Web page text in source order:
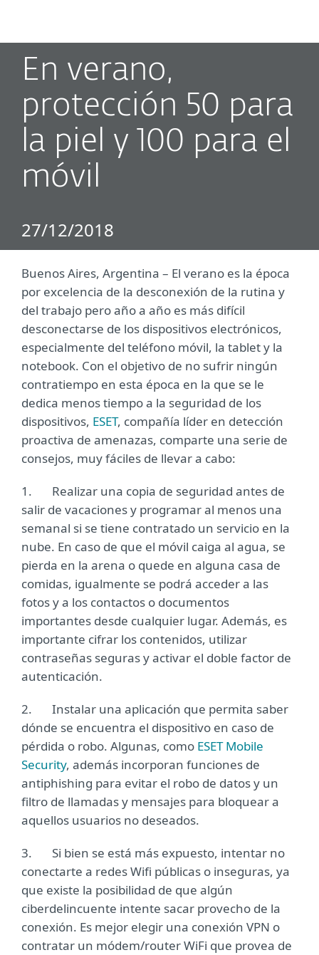
En verano,
protección 50 para
la piel y 100 para el
móvil
27/12/2018
Buenos Aires, Argentina – El verano es la época
por excelencia de la desconexión de la rutina y
del trabajo pero año a año es más difícil
desconectarse de los dispositivos electrónicos,
especialmente del teléfono móvil, la tablet y la
notebook. Con el objetivo de no sufrir ningún
contratiempo en esta época en la que se le
dedica menos tiempo a la seguridad de los
dispositivos, ESET, compañía líder en detección
proactiva de amenazas, comparte una serie de
consejos, muy fáciles de llevar a cabo:
1. Realizar una copia de seguridad antes de
salir de vacaciones y programar al menos una
semanal si se tiene contratado un servicio en la
nube. En caso de que el móvil caiga al agua, se
pierda en la arena o quede en alguna casa de
comidas, igualmente se podrá acceder a las
fotos y a los contactos o documentos
importantes desde cualquier lugar. Además, es
importante cifrar los contenidos, utilizar
contraseñas seguras y activar el doble factor de
autenticación.
2. Instalar una aplicación que permita saber
dónde se encuentra el dispositivo en caso de
pérdida o robo. Algunas, como ESET Mobile
Security, además incorporan funciones de
antiphishing para evitar el robo de datos y un
filtro de llamadas y mensajes para bloquear a
aquellos usuarios no deseados.
3. Si bien se está más expuesto, intentar no
conectarte a redes Wifi públicas o inseguras, ya
que existe la posibilidad de que algún
ciberdelincuente intente sacar provecho de la
conexión. Es mejor elegir una conexión VPN o
contratar un módem/router WiFi que provea de